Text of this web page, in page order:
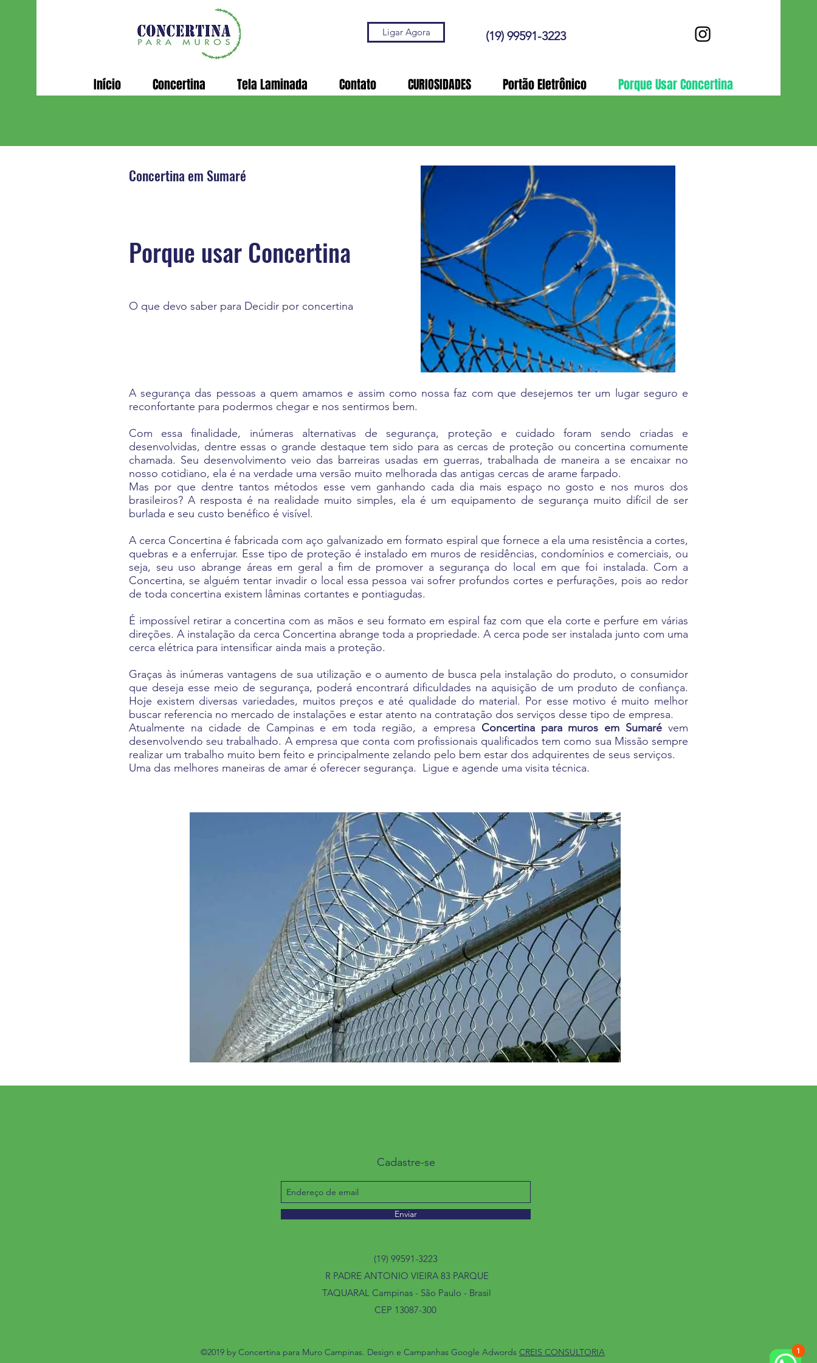
Ligar Agora (19) 99591-3223
Início Concertina Tela Laminada Contato CURIOSIDADES Portão Eletrônico Porque Usar Concertina
Porque usar Concertina
O que devo saber para Decidir por concertina
Concertina em Sumaré
A segurança das pessoas a quem amamos e assim como nossa faz com que desejemos ter um lugar seguro e
reconfortante para podermos chegar e nos sentirmos bem.
Com essa finalidade, inúmeras alternativas de segurança, proteção e cuidado foram sendo criadas e
desenvolvidas, dentre essas o grande destaque tem sido para as cercas de proteção ou concertina comumente
chamada. Seu desenvolvimento veio das barreiras usadas em guerras, trabalhada de maneira a se encaixar no
nosso cotidiano, ela é na verdade uma versão muito melhorada das antigas cercas de arame farpado.
Mas por que dentre tantos métodos esse vem ganhando cada dia mais espaço no gosto e nos muros dos
brasileiros? A resposta é na realidade muito simples, ela é um equipamento de segurança muito difícil de ser
burlada e seu custo benéfico é visível.
A cerca Concertina é fabricada com aço galvanizado em formato espiral que fornece a ela uma resistência a cortes,
quebras e a enferrujar. Esse tipo de proteção é instalado em muros de residências, condomínios e comerciais, ou
seja, seu uso abrange áreas em geral a fim de promover a segurança do local em que foi instalada. Com a
Concertina, se alguém tentar invadir o local essa pessoa vai sofrer profundos cortes e perfurações, pois ao redor
de toda concertina existem lâminas cortantes e pontiagudas.
É impossível retirar a concertina com as mãos e seu formato em espiral faz com que ela corte e perfure em várias
direções. A instalação da cerca Concertina abrange toda a propriedade. A cerca pode ser instalada junto com uma
cerca elétrica para intensificar ainda mais a proteção.
Graças às inúmeras vantagens de sua utilização e o aumento de busca pela instalação do produto, o consumidor
que deseja esse meio de segurança, poderá encontrará dificuldades na aquisição de um produto de confiança.
Hoje existem diversas variedades, muitos preços e até qualidade do material. Por esse motivo é muito melhor
buscar referencia no mercado de instalações e estar atento na contratação dos serviços desse tipo de empresa.
Atualmente na cidade de Campinas e em toda região, a empresa Concertina para muros em Sumaré vem
desenvolvendo seu trabalhado. A empresa que conta com profissionais qualificados tem como sua Missão sempre
realizar um trabalho muito bem feito e principalmente zelando pelo bem estar dos adquirentes de seus serviços.
Uma das melhores maneiras de amar é oferecer segurança. Ligue e agende uma visita técnica.
Cadastre-se
Enviar
(19) 99591-3223
R PADRE ANTONIO VIEIRA 83 PARQUE
TAQUARAL Campinas - São Paulo - Brasil
CEP 13087-300
©2019 by Concertina para Muro Campinas. Design e Campanhas Google Adwords CREIS CONSULTORIA